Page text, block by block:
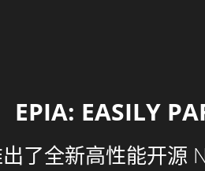
EPIA: EASILY
了全新高性能开源